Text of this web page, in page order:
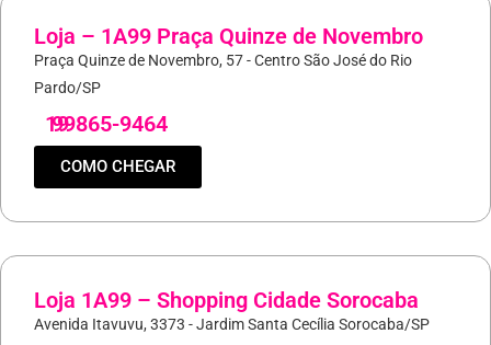
Loja – 1A99 Praça Quinze de Novembro
Praça Quinze de Novembro, 57 - Centro São José do Rio
Pardo/SP
19
99865-9464
COMO CHEGAR
Loja 1A99 – Shopping Cidade Sorocaba
Avenida Itavuvu, 3373 - Jardim Santa Cecília Sorocaba/SP